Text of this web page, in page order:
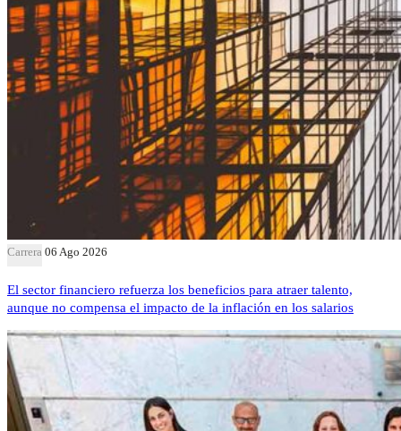
Carrera 06 Ago 2026
El sector financiero refuerza los beneficios para atraer talento,
aunque no compensa el impacto de la inflación en los salarios